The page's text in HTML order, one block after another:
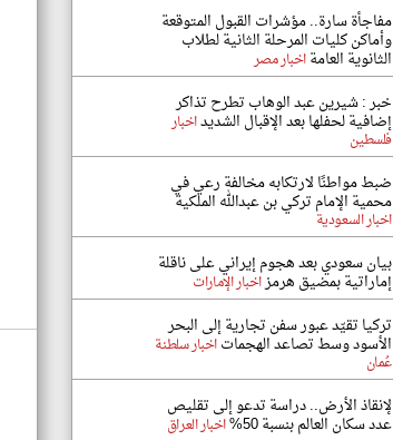
مفاجأة سارة.. مؤشرات القبول المتوقعة
وأماكن كليات المرحلة الثانية لطلاب
الثانوية العامةاخبار مصر
خبر : شيرين عبد الوهاب تطرح تذاكر
إضافية لحفلها بعد الإقبال الشديداخبار
فلسطين
ضبط مواطنًا لارتكابه مخالفة رعي في
محمية الإمام تركي بن عبدالله الملكية
اخبار السعودية
بيان سعودي بعد هجوم إيراني على ناقلة
إماراتية بمضيق هرمزاخبار الإمارات
تركيا تقيّد عبور سفن تجارية إلى البحر
الأسود وسط تصاعد الهجماتاخبار سلطنة
عُمان
لإنقاذ الأرض.. دراسة تدعو إلى تقليص
عدد سكان العالم بنسبة 50% اخبار العراق